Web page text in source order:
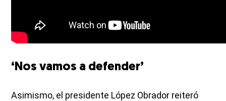
‘Nos vamos a defender’
Asimismo, el presidente López Obrador reiteró